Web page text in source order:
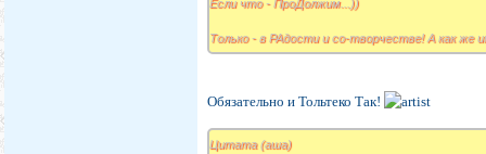
Если что - ПроДолжим...))
Только - в РАдости и со-творчестве! А как же
Обязательно и Тольтеко Так!
Цитата (аша)